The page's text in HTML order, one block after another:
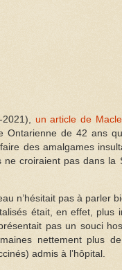
2021), un article de
Ontarienne de 42 ans
faire des amalgames
ne croiraient pas dans la
n’hésitait pas à parler
était, en effet, plus
pas un souci
nettement plus
admis à l’hôpital.